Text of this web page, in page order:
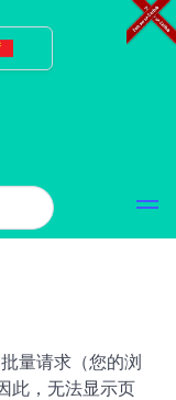
量请求（您的浏
此，无法显示页